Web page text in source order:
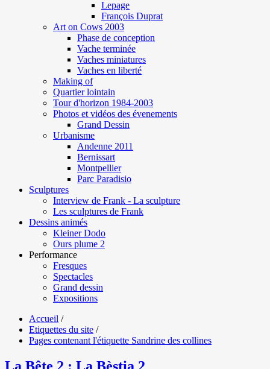
Lepage
François Duprat
Art on Cows 2003
Phase de conception
Vache terminée
Vaches miniatures
Vaches en liberté
Making of
Quartier lointain
Tour d'horizon 1984-2003
Photos et vidéos des évenements
Grand Dessin
Urbanisme
Andenne 2011
Bernissart
Montpellier
Parc Paradisio
Sculptures
Interview de Frank - La sculpture
Les sculptures de Frank
Dessins animés
Kleiner Dodo
Ours plume 2
Performance
Fresques
Spectacles
Grand dessin
Expositions
Accueil /
Etiquettes du site /
Pages contenant l'étiquette Sandrine des collines
La Bête 2 : La Bèstia 2